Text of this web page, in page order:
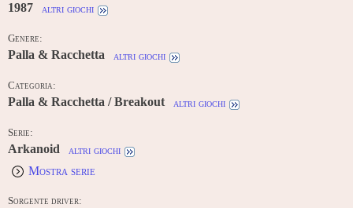
1987 altri giochi
Genere:
Palla & Racchetta altri giochi
Categoria:
Palla & Racchetta / Breakout altri giochi
Serie:
Arkanoid altri giochi
Mostra serie
Sorgente driver: